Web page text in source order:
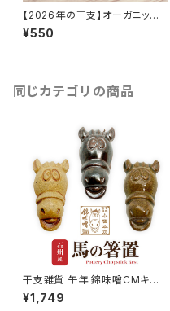
【2026年の干支】オーガニック
コットンハンドタオル【午年】
¥550
同じカテゴリの商品
干支雑貨 午年 錦味噌CMキャラ
クター 馬 伝統技法で作った箸
置き
¥1,749